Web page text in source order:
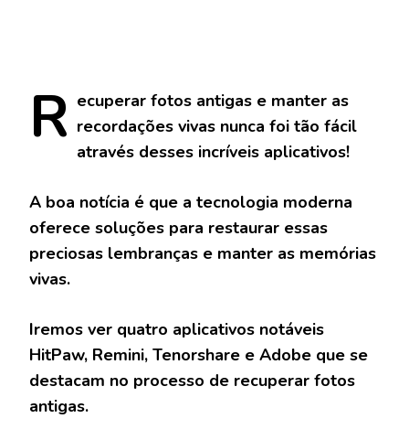
R ecuperar fotos antigas e manter as
recordações vivas nunca foi tão fácil
através desses incríveis aplicativos!
A boa notícia é que a tecnologia moderna
oferece soluções para restaurar essas
preciosas lembranças e manter as memórias
vivas.
Iremos ver quatro aplicativos notáveis
HitPaw, Remini, Tenorshare e Adobe que se
destacam no processo de recuperar fotos
antigas.